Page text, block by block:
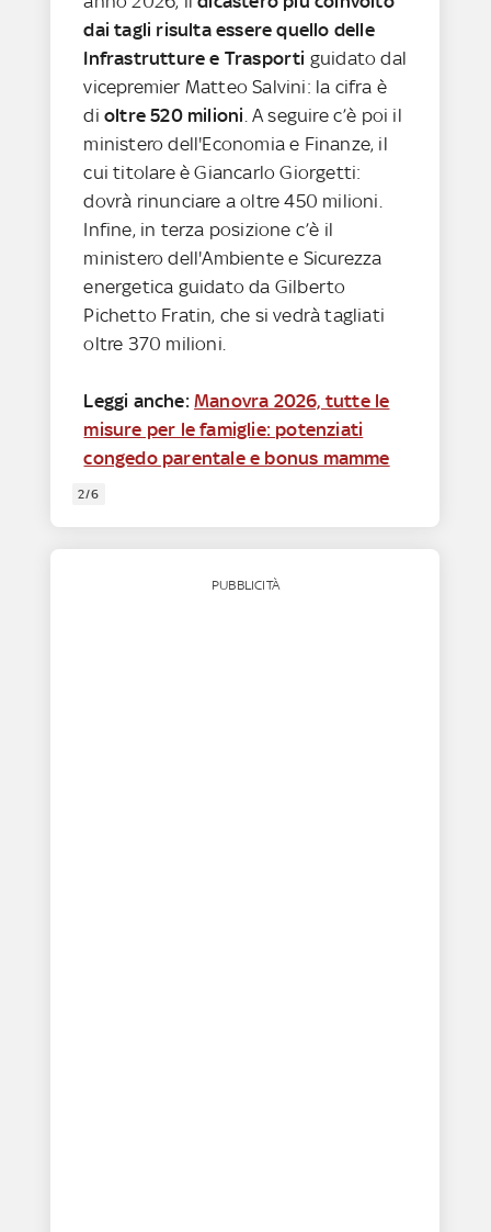
dai tagli risulta essere quello delle
Infrastrutture e Trasporti guidato dal
vicepremier Matteo Salvini: la cifra è
dioltre 520 milioni . A seguire c’è poi il
ministero dell'Economia e Finanze, il
cui titolare è Giancarlo Giorgetti:
dovrà rinunciare a oltre 450 milioni.
Infine, in terza posizione c’è il
ministero dell'Ambiente e Sicurezza
energetica guidato da Gilberto
Pichetto Fratin, che si vedrà tagliati
oltre 370 milioni.
Leggi anche: Manovra 2026, tutte le
misure per le famiglie: potenziati
congedo parentale e bonus mamme
2/6
PUBBLICITÀ